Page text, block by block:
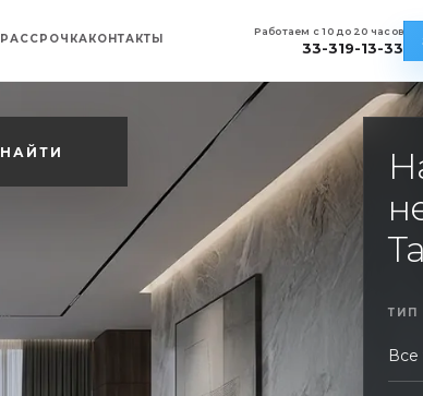
РАССРОЧКАКОНТАКТЫ
Работаем с 10 до 20 часов
33-319-13-33
НАЙТИ
ТИП